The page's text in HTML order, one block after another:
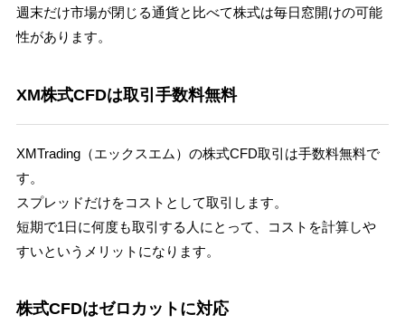
週末だけ市場が閉じる通貨と比べて株式は毎日窓開けの可能
性があります。
XM株式CFDは取引手数料無料
XMTrading（エックスエム）の株式CFD取引は手数料無料で
す。
スプレッドだけをコストとして取引します。
短期で1日に何度も取引する人にとって、コストを計算しや
すいというメリットになります。
株式CFDはゼロカットに対応